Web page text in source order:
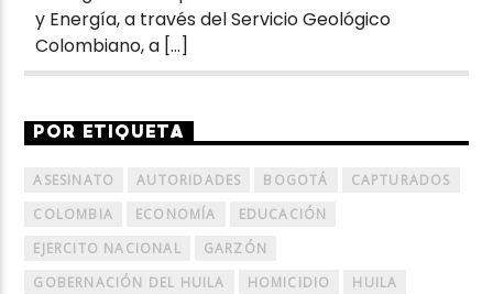
y Energía, a través del Servicio Geológico
Colombiano, a […]
POR ETIQUETA
ASESINATO AUTORIDADES BOGOTÁ
CAPTURADOS
COLOMBIA
ECONOMÍA
EDUCACIÓN
EJERCITO NACIONAL
GARZÓN
GOBERNACIÓN DEL HUILA
HOMICIDIO
HUILA